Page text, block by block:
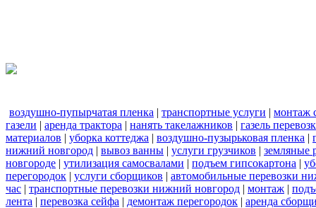
воздушно-пупырчатая пленка | транспортные услуги | монтаж
газели | аренда трактора | нанять такелажников | газель
материалов | уборка коттеджа | воздушно-пузырьковая пленка |
нижний новгород | вывоз ванны | услуги грузчиков | земляные
новгороде | утилизация самосвалами | подъем гипсокартона |
перегородок | услуги сборщиков | автомобильные перевозки
час | транспортные перевозки нижний новгород | монтаж |
лента | перевозка сейфа | демонтаж перегородок | аренда